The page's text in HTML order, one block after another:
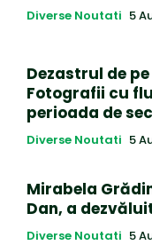
Diverse Noutati 5
Dezastrul de
Fotografii cu
perioada de
Diverse Noutati 5
Mirabela
Dan, a
Diverse Noutati 5